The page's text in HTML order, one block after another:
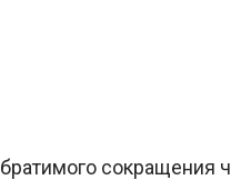
сокращения